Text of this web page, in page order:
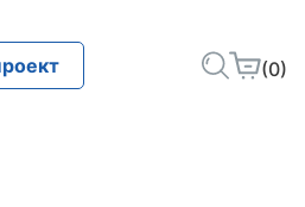
(0)